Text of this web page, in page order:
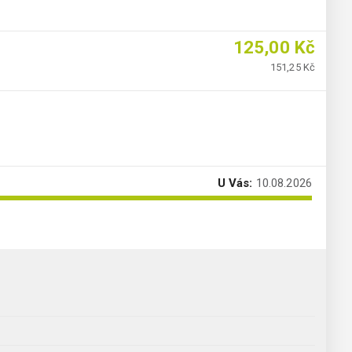
125,00 Kč
151,25 Kč
U Vás: 10.08.2026